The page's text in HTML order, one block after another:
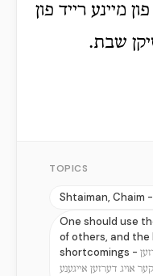
מיינע רייד פון
שבת.
TOPICS
Shtaiman, Chaim -
One should use
of others, and the
shortcomings -
אויג דערזען אייגענע